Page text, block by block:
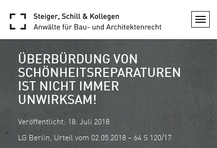
ÜBERBÜRDUNG VON
SCHÖNHEITSREPARATUREN
IST NICHT IMMER
UNWIRKSAM!
Veröffentlicht: 18. Juli 2018
LG Berlin, Urteil vom 02.05.2018 – 64 S 120/17